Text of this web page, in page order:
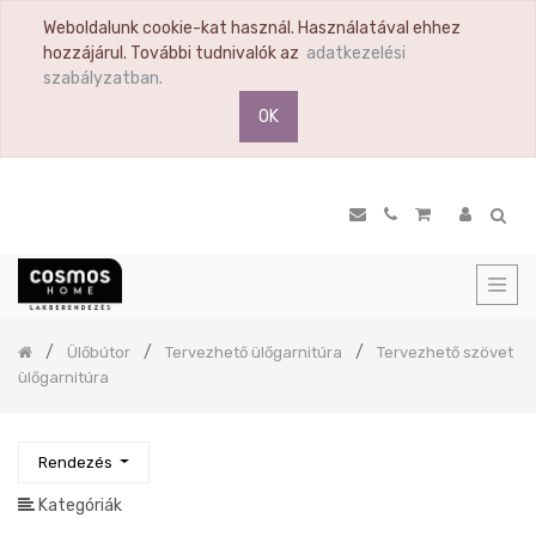
Weboldalunk cookie-kat használ. Használatával ehhez
hozzájárul. További tudnivalók az adatkezelési
szabályzatban.
OK
Ülőbútor Tervezhető ülőgarnitúra
Tervezhető szövet
ülőgarnitúra
Rendezés
Kategóriák
TERMÉK
KATEGÓRIA
termék
Fotel
Relax
fotel
Kanapé
Sarok
ülőgarnitúra
Tervezhető
ülőgarnitúra